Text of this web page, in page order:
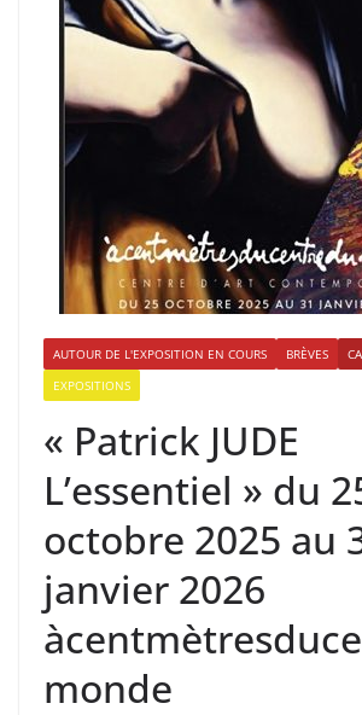
AUTOUR DE L'EXPOSITION EN COURS BRÈVES
EXPOSITIONS
« Patrick JUDE
L’essentiel » du
octobre 2025 au
janvier 2026
monde